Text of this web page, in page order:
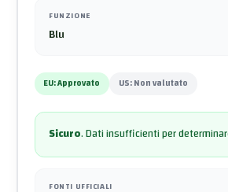
FUNZIONE
Blu
EU:Approvato US:Non valutato
Sicuro.Dati insufficienti per
FONTI UFFICIALI